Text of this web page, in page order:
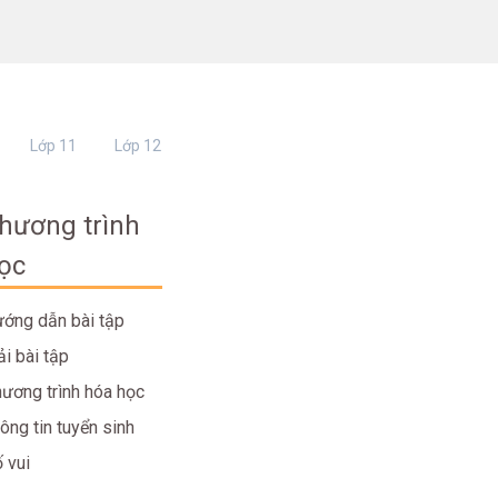
Lớp 11 Lớp 12
trình
dẫn bài tập
bài tập
trình hóa học
tin tuyển sinh
vui